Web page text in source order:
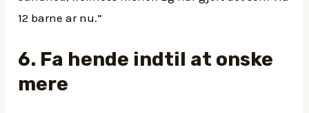
12 barne ar nu.”
6. Fa hende indtil at onske
mere